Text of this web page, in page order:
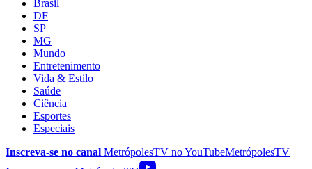
Brasil
DF
SP
MG
Mundo
Entretenimento
Vida & Estilo
Saúde
Ciência
Esportes
Especiais
Inscreva-se no canal MetrópolesTV noYouTubeMetrópolesTV